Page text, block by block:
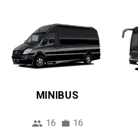
MINIBUS
16 16